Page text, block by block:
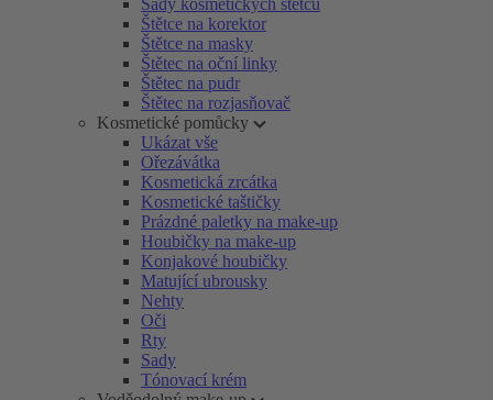
Sady kosmetických štětců
Štětce na korektor
Štětce na masky
Štětec na oční linky
Štětec na pudr
Štětec na rozjasňovač
Kosmetické pomůcky
Ukázat vše
Ořezávátka
Kosmetická zrcátka
Kosmetické taštičky
Prázdné paletky na make-up
Houbičky na make-up
Konjakové houbičky
Matující ubrousky
Nehty
Oči
Rty
Sady
Tónovací krém